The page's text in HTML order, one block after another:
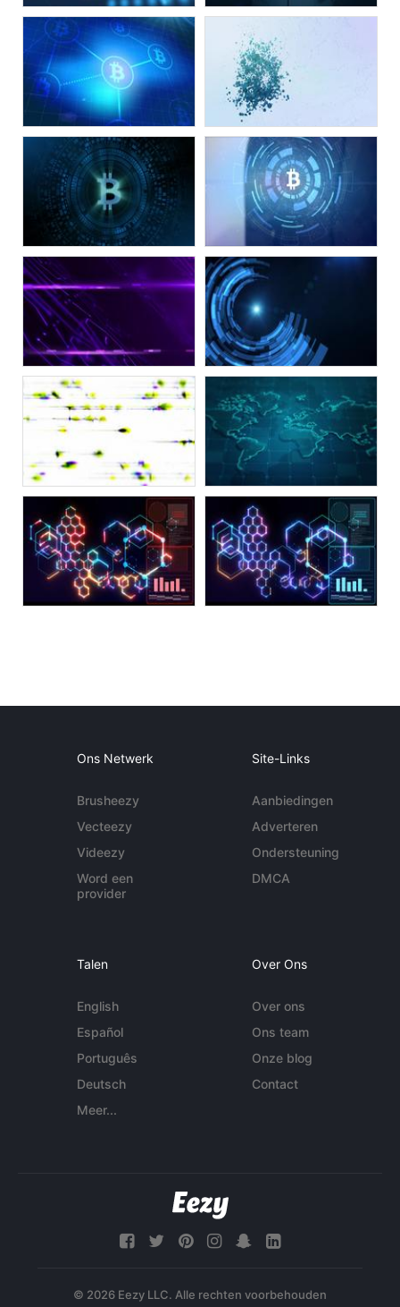
Ons Netwerk
Brusheezy
Vecteezy
Videezy
Word een
provider
Site-Links
Aanbiedingen
Adverteren
Ondersteuning
DMCA
Talen
English
Español
Português
Deutsch
Meer...
Over Ons
Over ons
Ons team
Onze blog
Contact
© 2026 Eezy LLC. Alle rechten voorbehouden